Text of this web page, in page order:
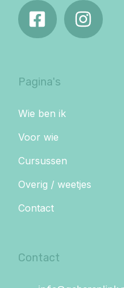
Pagina's
Wie ben ik
Voor wie
Cursussen
Overig / weetjes
Contact
Contact